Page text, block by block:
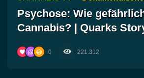
Psychose: Wie
Cannabis? | Quarks
0 221.312